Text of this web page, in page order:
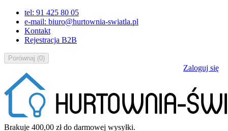
tel: 91 425 80 05
e-mail: biuro@hurtownia-swiatla.pl
Kontakt
Rejestracja B2B
Porównaj (0)
Zaloguj się
Brakuje 400,00 złdo darmowej wysyłki.